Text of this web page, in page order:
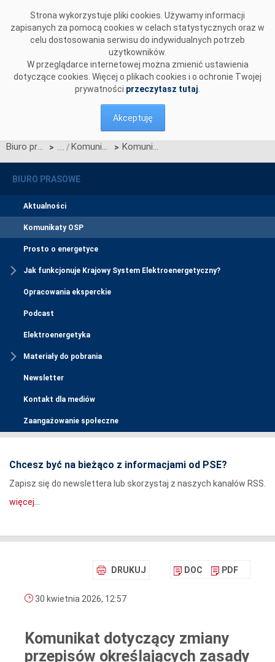
Strona wykorzystuje pliki cookies. Używamy informacji
zapisanych za pomocą cookies w celach statystycznych oraz w
celu dostosowania serwisu do indywidualnych potrzeb
użytkowników.
W przeglądarce internetowej można zmienić ustawienia
dotyczące cookies. Więcej o plikach cookies i o ochronie Twojej
prywatności przeczytasz tutaj
Akceptuję
Biuro prasowe > Komunikaty OSP > Komunikat dotyczący zmiany przepisów określających zasady przyłączania do sieci elektroenergetycznej
BIURO PRASOWE
Aktualności
Komunikaty OSP
Prosto o energetyce
Jak funkcjonuje Krajowy System Elektroenergetyczny?
Opracowania eksperckie
Podcast
Elektroenergetyka
Materiały do pobrania
Newsletter
Kontakt dla mediów
Zaangażowanie społeczne
Chcesz być na bieżąco z informacjami od PSE?
Zapisz się do newslettera lub skorzystaj z naszych kanałów RSS.
więcej...
DRUKUJ DOC PDF
30 kwietnia 2026, 12:57
Komunikat dotyczący zmiany
przepisów określających zasady